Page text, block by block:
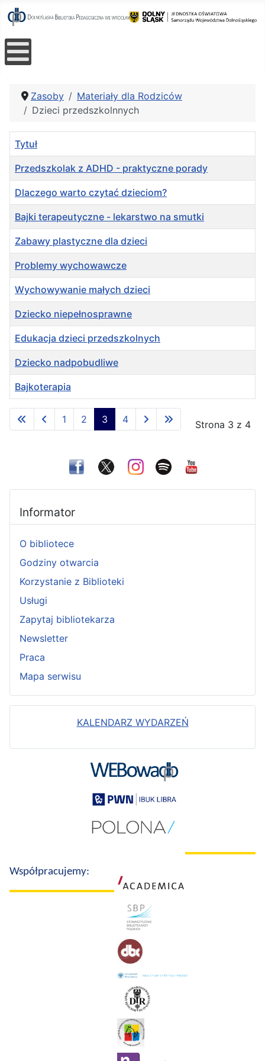
Informator
O bibliotece
Godziny otwarcia
Korzystanie z Biblioteki
Usługi
Zapytaj bibliotekarza
Newsletter
Praca
Mapa serwisu
KALENDARZ WYDARZEŃ
Zasoby
Materiały dla Rodziców
Dzieci przedszkolnnych
Spis artykułów
Tytuł
Przedszkolak z ADHD - praktyczne porady
Dlaczego warto czytać dzieciom?
Bajki terapeutyczne - lekarstwo na smutki
Zabawy plastyczne dla dzieci
Problemy wychowawcze
Wychowywanie małych dzieci
Dziecko niepełnosprawne
Edukacja dzieci przedszkolnych
Dziecko nadpobudliwe
Bajkoterapia
Strona 3 z 4
1 2 3 4
Współpracujemy: